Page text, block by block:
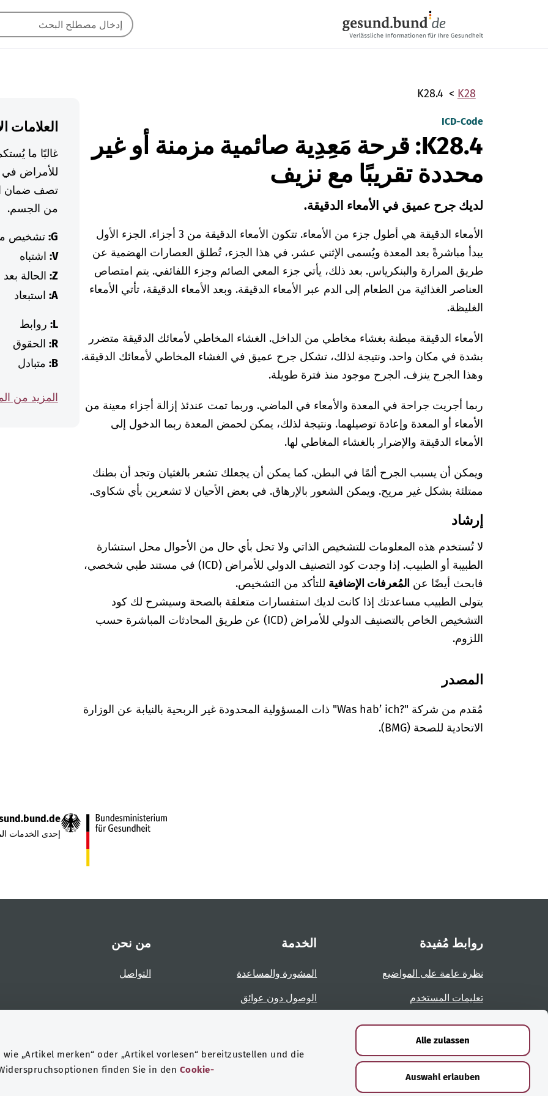
„Artikel merken“ oder „Artikel vorlesen“ bereitzustellen und die
finden Sie in den Cookie-
Alle zulassen
Auswahl erlauben
K28
K28.4
ICD-Code
K28.4: قرحة مَعِدِية صائمية مزمنة أو غير
محددة تقريبًا مع نزيف
لديك جرح عميق في الأمعاء الدقيقة.
الأمعاء الدقيقة هي أطول جزء من الأمعاء. تتكون الأمعاء الدقيقة من 3 أجزاء. الجزء الأول
يبدأ مباشرةً بعد المعدة ويُسمى الإثني عشر. في هذا الجزء، تُطلق العصارات الهضمية عن
طريق المرارة والبنكرياس. بعد ذلك، يأتي جزء المعي الصائم وجزء اللفائفي. يتم امتصاص
العناصر الغذائية من الطعام إلى الدم عبر الأمعاء الدقيقة. وبعد الأمعاء الدقيقة، تأتي الأمعاء
الغليظة.
الأمعاء الدقيقة مبطنة بغشاء مخاطي من الداخل. الغشاء المخاطي لأمعائك الدقيقة متضرر
بشدة في مكان واحد. ونتيجة لذلك، تشكل جرح عميق في الغشاء المخاطي لأمعائك الدقيقة.
وهذا الجرح ينزف. الجرح موجود منذ فترة طويلة.
ربما أجريت جراحة في المعدة والأمعاء في الماضي. وربما تمت عندئذ إزالة أجزاء معينة من
الأمعاء أو المعدة وإعادة توصيلهما. ونتيجة لذلك، يمكن لحمض المعدة ربما الدخول إلى
الأمعاء الدقيقة والإضرار بالغشاء المغاطي لها.
ويمكن أن يسبب الجرح ألمًا في البطن. كما يمكن أن يجعلك تشعر بالغثيان وتجد أن بطنك
ممتلئة بشكل غير مريح. ويمكن الشعور بالإرهاق. في بعض الأحيان لا تشعرين بأي شكاوى.
إرشاد
لا تُستخدم هذه المعلومات للتشخيص الذاتي ولا تحل بأي حال من الأحوال محل استشارة
الطبيبة أو الطبيب. إذا وجدت كود التصنيف الدولي للأمراض (ICD) في مستند طبي شخصي،
فابحث أيضًا عن المُعرفات الإضافية للتأكد من التشخيص.
يتولى الطبيب مساعدتك إذا كانت لديك استفسارات متعلقة بالصحة وسيشرح لك كود
التشخيص الخاص بالتصنيف الدولي للأمراض (ICD) عن طريق المحادثات المباشرة حسب
اللزوم.
المصدر
مُقدم من شركة "Was hab’ ich?‎" ذات المسؤولية المحدودة غير الربحية بالنيابة عن الوزارة
الاتحادية للصحة (BMG).
العلامات
غالبًا ما
للأمراض في
تصف ضمان
من الجسم.
G: تشخيص
V: اشتباه
Z: الحالة بعد
A: استبعاد
L: روابط
R: الحقوق
B: متبادل
المزيد من
إحدى الخدمات
روابط مُفيدة
نظرة عامة على المواضيع
تعليمات المستخدم
نظرة عامة على الصفحات
الخدمة
المشورة والمساعدة
الوصول دون عوائق
من نحن
التواصل
الشهادات